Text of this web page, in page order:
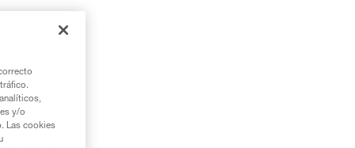
y/o
Las cookies